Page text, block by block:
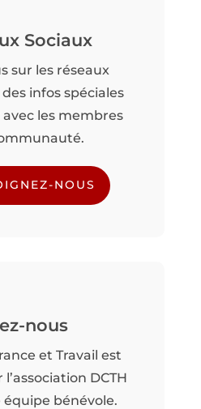
Sociaux
sur les réseaux
infos spéciales
les membres
NOUS
nous
et Travail est
DCTH
équipe bénévole.